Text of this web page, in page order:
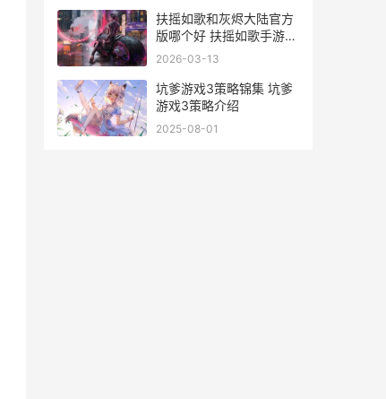
扶摇如歌和灰烬大陆官方
版哪个好 扶摇如歌手游视
频
2026-03-13
坑爹游戏3策略锦集 坑爹
游戏3策略介绍
2025-08-01